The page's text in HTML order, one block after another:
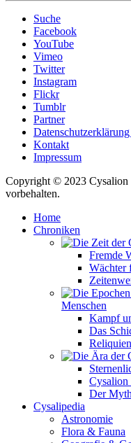
Suche
Facebook
YouTube
Vimeo
Twitter
Instagram
Flickr
Tumblr
Partner
Kontakt
Impressum
Copyright © 2023 Cysalion
vorbehalten.
Home
Chroniken
Fremde
Wächter
Menschen
Kampf
Das
Der
Cysalipedia
Astronomie
Flora & Fauna